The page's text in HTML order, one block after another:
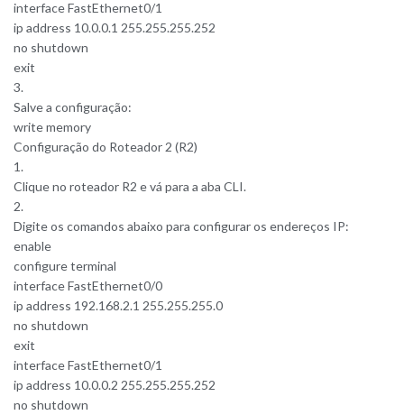
interface FastEthernet0/1
ip address 10.0.0.1 255.255.255.252
no shutdown
exit
3.
Salve a configuração:
write memory
Configuração do Roteador 2 (R2)
1.
Clique no roteador R2 e vá para a aba CLI.
2.
Digite os comandos abaixo para configurar os endereços IP:
enable
configure terminal
interface FastEthernet0/0
ip address 192.168.2.1 255.255.255.0
no shutdown
exit
interface FastEthernet0/1
ip address 10.0.0.2 255.255.255.252
no shutdown